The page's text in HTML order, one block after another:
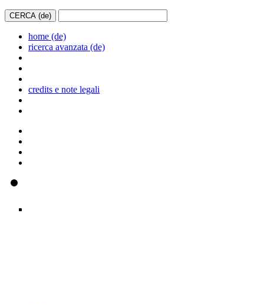
home (de)
ricerca avanzata (de)
credits e note legali